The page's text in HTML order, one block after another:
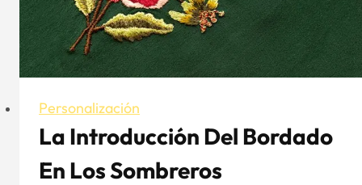
Personalización
La Introducción Del Bordado
En Los Sombreros